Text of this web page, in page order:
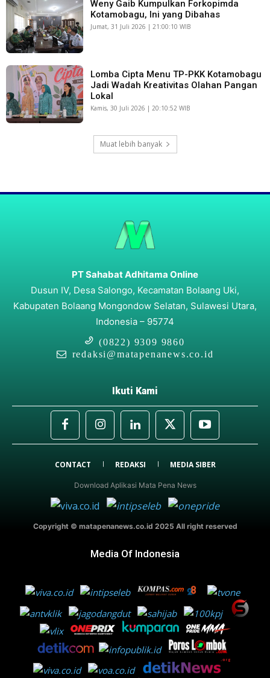
Weny Gaib Kumpulkan Forkopimda
Kotamobagu, Ini yang Dibahas
Jumat, 31 Juli 2026 | 21:00:10 WIB
Lomba Cipta Menu TP-PKK Kotamobagu
Jadi Wadah Kreativitas Olahan Pangan
Lokal
Kamis, 30 Juli 2026 | 20:10:52 WIB
Muat lebih banyak
PT Sahabat Adhitama Online
Dusun IV, Desa Salongo, Kecamatan Bolaang Uki,
Kabupaten Bolaang Mongondow Selatan, Sulawesi Utara,
Indonesia – 95774
(0822) 9309 9860
redaksi@matapenanews.co.id
Ikuti Kami
CONTACT REDAKSI MEDIA SIBER
Download Aplikasi Mata Pena News
Copyright © matapenanews.co.id 2025 All right reserved
Media Of Indonesia